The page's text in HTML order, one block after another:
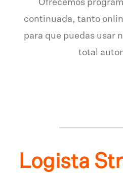
Ofrecemos
continuada, tanto
para que puedas usar
total
Logista